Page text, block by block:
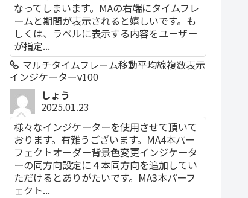
なってしまいます。MAの右端にタイムフレ
ームと期間が表示されると嬉しいです。も
しくは、ラベルに表示する内容をユーザー
が指定...
マルチタイムフレーム移動平均線複数表示
インジケーターv100
しょう
2025.01.23
様々なインジケーターを使用させて頂いて
おります。有難うございます。MA4本パー
フェクトオーダー背景色変更インジケータ
ーの同方向設定に４本同方向を追加してい
ただけるとありがたいです。MA3本パーフ
ェクト...